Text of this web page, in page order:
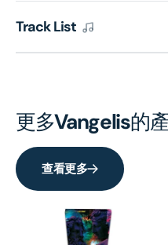
Track List
更多Vangelis的
查看更多